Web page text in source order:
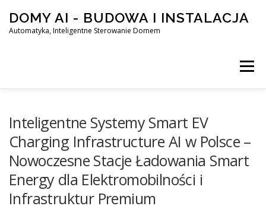
content
DOMY AI - BUDOWA I INSTALACJA
Automatyka, Inteligentne Sterowanie Domem
Menu
SMART DOM AI – AUTOMATYKA, INTELIGENTNE
BLOG KONTAKT
Inteligentne Systemy Smart EV
Charging Infrastructure AI w Polsce –
Nowoczesne Stacje Ładowania Smart
Energy dla Elektromobilności i
Infrastruktur Premium